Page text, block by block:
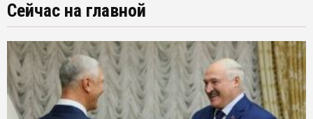
Сейчас на главной